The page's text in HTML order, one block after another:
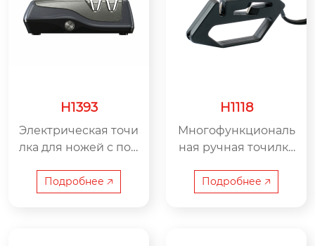
H1393
Электрическая точи
лка для ножей с пор
B Type-C и встроен
ным литиевым акку
Подробнее 🡥
H1118
Многофункциональ
ная ручная точилка
активного отдыха –
сертификат LFGB (Г
Подробнее 🡥